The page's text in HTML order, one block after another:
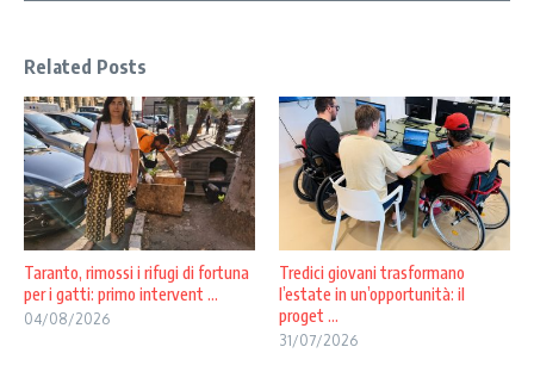
Related Posts
Taranto, rimossi i rifugi di fortuna
per i gatti: primo intervent ...
04/08/2026
Tredici giovani trasformano
l’estate in un’opportunità: il
proget ...
31/07/2026